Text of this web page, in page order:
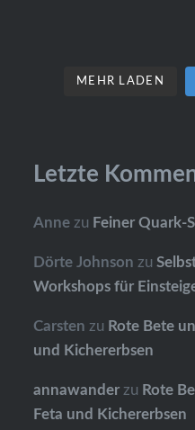
MEHR LADEN
Letzte
Anne zu Feiner Quark-
Dörte Johnson zu
Workshops für
Carsten zu Rote Bete
und Kichererbsen
annawander zu Rote
Feta und Kichererbsen